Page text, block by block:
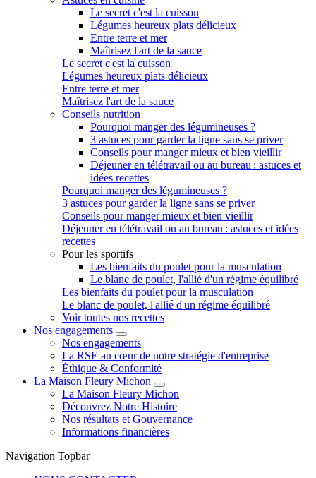
Le secret c'est la cuisson
Légumes heureux plats délicieux
Entre terre et mer
Maîtrisez l'art de la sauce
Le secret c'est la cuisson
Légumes heureux plats délicieux
Entre terre et mer
Maîtrisez l'art de la sauce
Conseils nutrition
Pourquoi manger des légumineuses ?
3 astuces pour garder la ligne sans se priver
Conseils pour manger mieux et bien vieillir
Déjeuner en télétravail ou au bureau : astuces et
idées recettes
Pourquoi manger des légumineuses ?
3 astuces pour garder la ligne sans se priver
Conseils pour manger mieux et bien vieillir
Déjeuner en télétravail ou au bureau : astuces et idées
recettes
Pour les sportifs
Les bienfaits du poulet pour la musculation
Le blanc de poulet, l'allié d'un régime équilibré
Les bienfaits du poulet pour la musculation
Le blanc de poulet, l'allié d'un régime équilibré
Voir toutes nos recettes
Nos engagements
Nos engagements
La RSE au cœur de notre stratégie d'entreprise
Éthique & Conformité
La Maison Fleury Michon
La Maison Fleury Michon
Découvrez Notre Histoire
Nos résultats et Gouvernance
Informations financières
Navigation Topbar